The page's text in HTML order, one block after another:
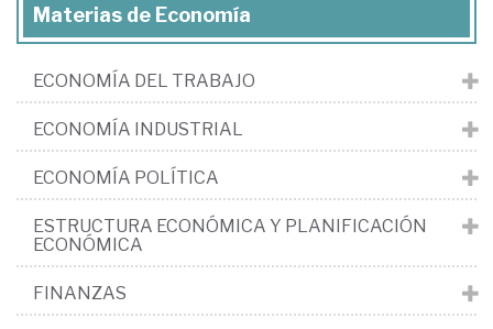
Materias de Economía
ECONOMÍA DEL TRABAJO
ECONOMÍA INDUSTRIAL
ECONOMÍA POLÍTICA
ESTRUCTURA ECONÓMICA Y PLANIFICACIÓN
ECONÓMICA
FINANZAS